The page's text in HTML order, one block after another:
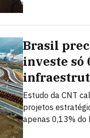
Brasil
investe só
Estudo da CNT
projetos
apenas 0,13% do